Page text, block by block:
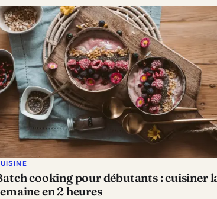
cooking pour débutants : cuisiner
en 2 heures